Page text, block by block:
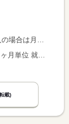
額を表示しています。
変形労働時間制 変形労働時間制の単位 １ヶ月単位 就業時間１ 9時00分〜18時30分 就業時間に関する特記事項 ＊週４４時間 特例措置事業所 <BR> ＊勤務時間は週４４時間となるよう調整します。
載)